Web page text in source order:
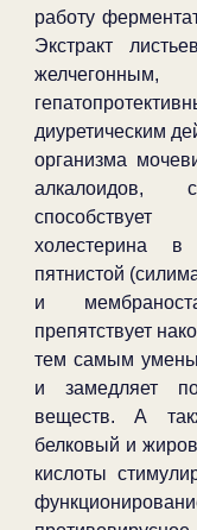
работу
Экстракт
диуретическим
организма
алкалоидов,
холестерина в
пятнистой
и
препятствует
тем самым
и замедляет
веществ. А
белковый и
кислоты